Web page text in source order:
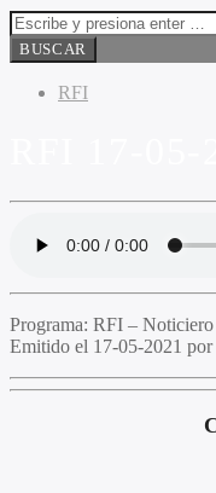
RFI
Programa: RFI –
Emitido el 17-05-2021